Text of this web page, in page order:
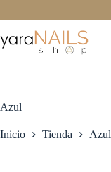
al
contenido
Azul
Inicio Tienda Azul